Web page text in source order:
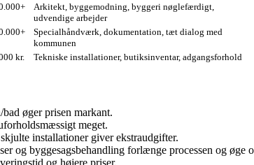
Arkitekt, byggemodning, byggeri nøglefærdigt,
udvendige arbejder
Specialhåndværk, dokumentation, tæt dialog med
kommunen
kr. Tekniske installationer, butiksinventar, adgangsforhold
øger prisen markant.
meget.
installationer giver ekstraudgifter.
og byggesagsbehandling forlænge processen og øge